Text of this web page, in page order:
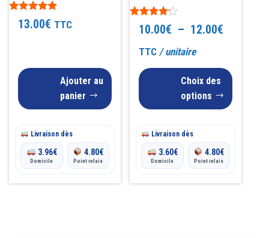
Note
5.0013.00€ TTC
Ajouter au
panier
Livraison dès
3.96€
Domicile
4.80€
Point relais
Note
4.0010.00€ – 12.00€Plage
prix :
10.00€
TTC/ unitaire
Choix des
options
options
peuvent
choisies
sur
page
produit
Livraison dès
3.60€
Domicile
4.80€
Point relais